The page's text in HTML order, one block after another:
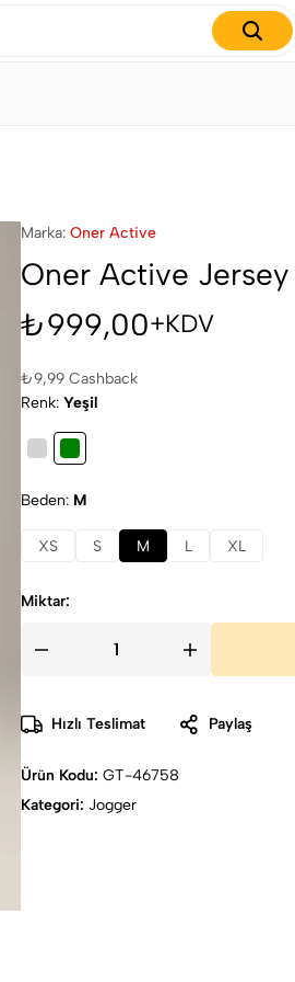
tam zamanı!
Marka: Oner Active
Oner Active
₺999,00+KDV
₺9,99 Cashback
Renk Yeşil
Beden M
XS S M L XL
Miktar:
Hızlı Teslimat Paylaş
Ürün Kodu: GT-46758
Kategori: Jogger